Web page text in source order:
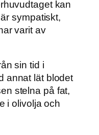
kan
sympatiskt,
varit av
sin tid i
annat lät blodet
stelna på fat,
i olivolja och